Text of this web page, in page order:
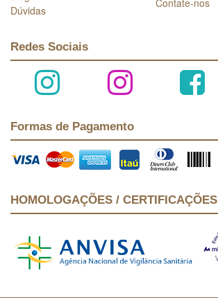
Dúvidas
Contate-nos
Redes Sociais
Formas de Pagamento
HOMOLOGAÇÕES / CERTIFICAÇÕES